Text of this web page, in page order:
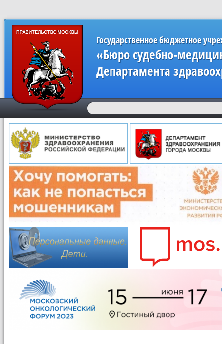
Государственное бюджетное
«Бюро судебно-
Департамента